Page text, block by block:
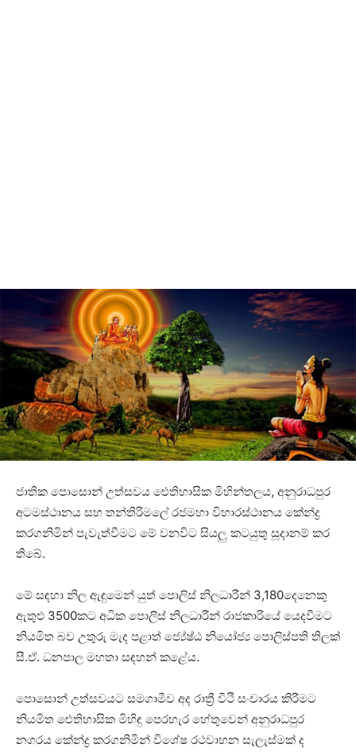
ජාතික පොසොන් උත්සවය ඓතිහාසික මිහින්තලය, අනුරාධපුර
අටමස්ථානය සහ තන්තිරිමලේ රජමහා විහාරස්ථානය කේන්ද්‍ර
කරගනිමින් පැවැත්වීමට මේ වනවිට සියලු කටයුතු සූදානම් කර
තිබේ.
මේ සඳහා නිල ඇඳුමෙන් යුත් පොලිස් නිලධාරීන් 3,180දෙනෙකු
ඇතුළු 3500කට අධික පොලිස් නිලධාරීන් රාජකාරියේ යෙදවීමට
නියමිත බව උතුරු මැද පළාත් ජ්‍යේෂ්ඨ නියෝජ්‍ය පොලිස්පති තිලක්
සී.ඒ. ධනපාල මහතා සඳහන් කළේය.
පොසොන් උත්සවයට සමගාමීව අද රාත්‍රී වීථි සංචාරය කිරීමට
නියමිත ඓතිහාසික මිහිඳු පෙරහැර හේතුවෙන් අනුරාධපුර
නගරය කේන්ද්‍ර කරගනිමින් විශේෂ රථවාහන සැලැස්මක් ද